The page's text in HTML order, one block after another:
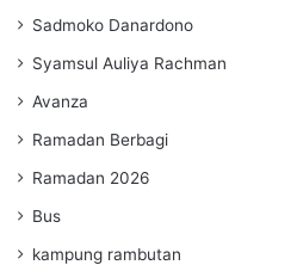
Sadmoko Danardono
Syamsul Auliya Rachman
Avanza
Ramadan Berbagi
Ramadan 2026
Bus
kampung rambutan